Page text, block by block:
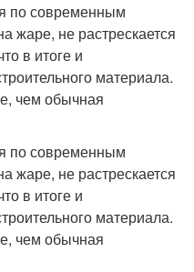
по современным
жаре, не растрескается
в итоге и
материала.
чем обычная
по современным
жаре, не растрескается
в итоге и
материала.
чем обычная